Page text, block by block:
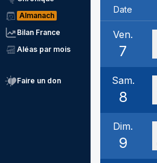
Almanach
Bilan France
Aléas par mois
Faire un don
Date
Ven.
7
Sam.
8
Dim.
9